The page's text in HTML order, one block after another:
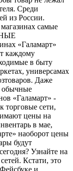
Среди
из России.
самые
«Галамарт»
каждому
в быту
универсамах
Даже
обычные
«Галамарт» -
торговые сети,
цены на
в мае,
наоборот цены
будут
Узнайте на
Кстати, это
и